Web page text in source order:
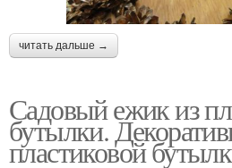
читать дальше →
Садовый ежик из
бутылки.
пластиковой